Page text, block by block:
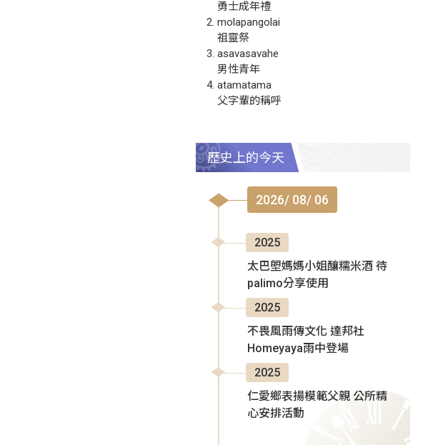
勇士成年禮
molapangolai
祖靈祭
asavasavahe
男性青年
atamatama
父字輩的稱呼
歷史上的今天
2026/ 08/ 06
2025
太巴塱媽媽小姐釀糯米酒 待
palimo分享使用
2025
不畏風雨傳文化 達邦社
Homeyaya雨中登場
2025
仁愛鄉表揚模範父親 公所精
心安排活動